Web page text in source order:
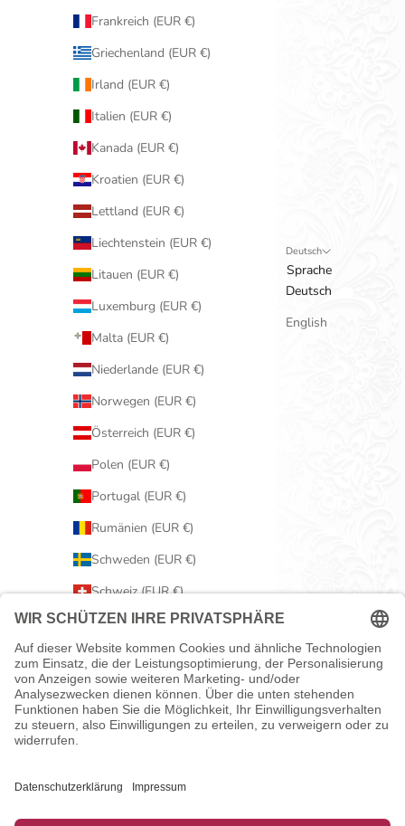
Frankreich (EUR €)
Griechenland (EUR €)
Irland (EUR €)
Italien (EUR €)
Kanada (EUR €)
Kroatien (EUR €)
Lettland (EUR €)
Liechtenstein (EUR €)
Litauen (EUR €)
Luxemburg (EUR €)
Malta (EUR €)
Niederlande (EUR €)
Norwegen (EUR €)
Österreich (EUR €)
Polen (EUR €)
Portugal (EUR €)
Rumänien (EUR €)
Schweden (EUR €)
Schweiz (EUR €)
Serbien (EUR €)
Slowakei (EUR €)
Slowenien (EUR €)
Spanien (EUR €)
Ungarn (EUR €)
Deutsch
Sprache
Deutsch
English